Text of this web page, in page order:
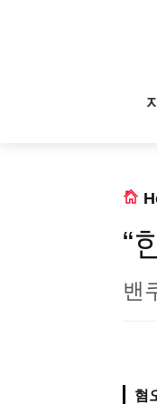
“
밴
혐